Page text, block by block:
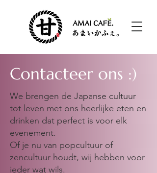
Contacteer ons :)
We brengen de Japanse cultuur
tot leven met ons heerlijke eten en
drinken dat perfect is voor elk
evenement.
Of je nu van popcultuur of
zencultuur houdt, wij hebben voor
ieder wat wils.